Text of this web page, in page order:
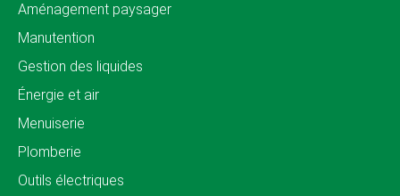
Aménagement paysager
Manutention
Gestion des liquides
Énergie et air
Menuiserie
Plomberie
Outils électriques